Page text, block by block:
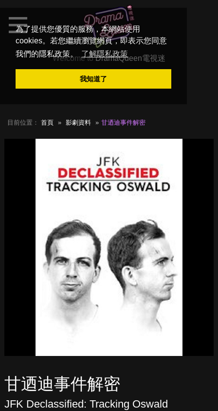
為了提供您優質的服務，本網站使用
cookies。若您繼續瀏覽網頁，即表示您同意
我們的隱私政策。
了解隱私政策
我知道了
Welcome toDramaQueen電視迷
目前位置： 首頁 影劇資料 甘迺迪事件解密
甘迺迪事件解密
JFK Declassified: Tracking Oswald